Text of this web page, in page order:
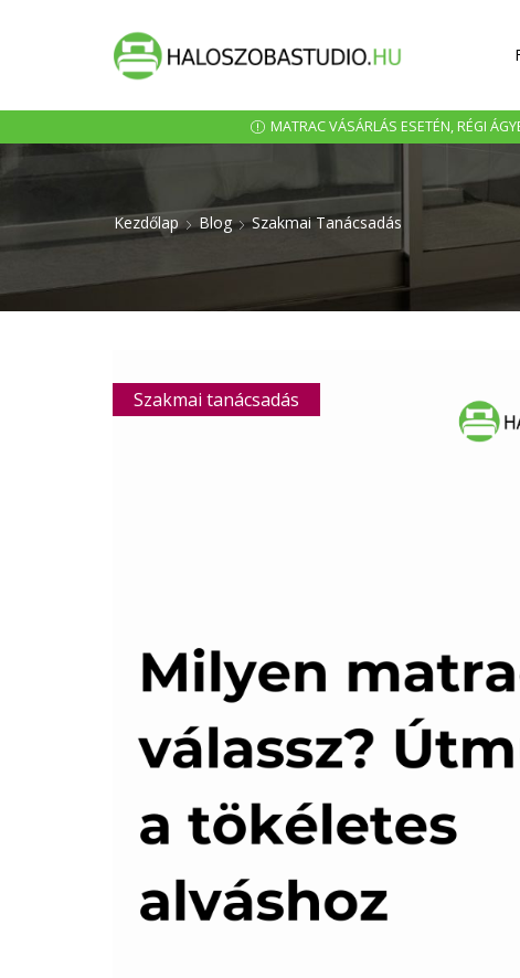
MATRAC VÁSÁRLÁS ESETÉN, RÉGI
Kezdőlap Blog Szakmai Tanácsadás
Szakmai tanácsadás